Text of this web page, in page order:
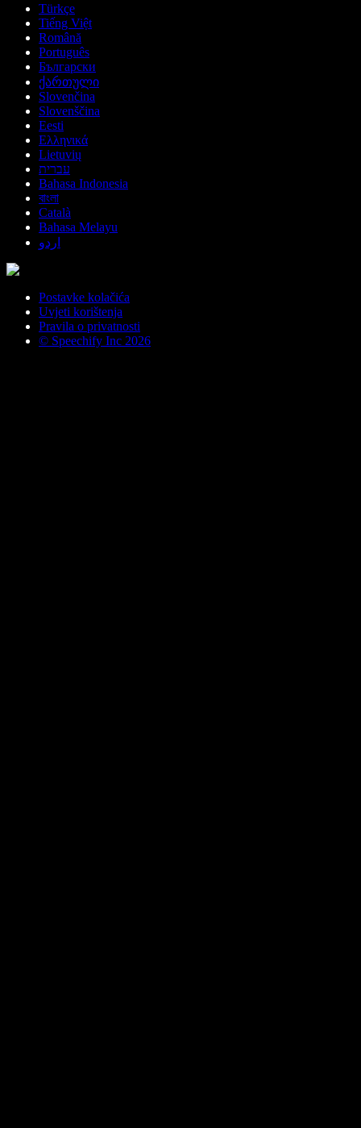
Türkçe
Tiếng Việt
Română
Português
Български
ქართული
Slovenčina
Slovenščina
Eesti
Ελληνικά
Lietuvių
עברית
Bahasa Indonesia
বাংলা
Català
Bahasa Melayu
اردو
Postavke kolačića
Uvjeti korištenja
Pravila o privatnosti
© Speechify Inc 2026